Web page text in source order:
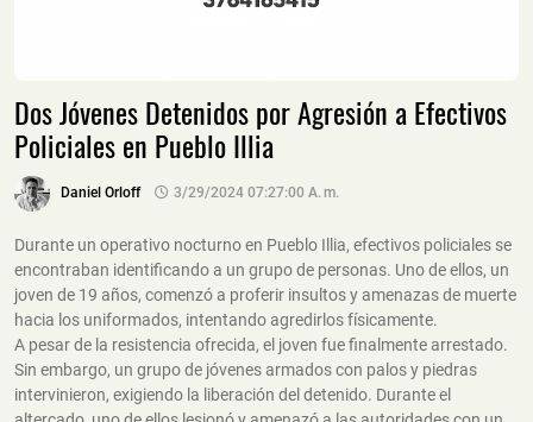
Dos Jóvenes Detenidos por Agresión a Efectivos
Policiales en Pueblo Illia
Daniel Orloff 3/29/2024 07:27:00 A. M.
Durante un operativo nocturno en Pueblo Illia, efectivos policiales se
encontraban identificando a un grupo de personas. Uno de ellos, un
joven de 19 años, comenzó a proferir insultos y amenazas de muerte
hacia los uniformados, intentando agredirlos físicamente.
A pesar de la resistencia ofrecida, el joven fue finalmente arrestado.
Sin embargo, un grupo de jóvenes armados con palos y piedras
intervinieron, exigiendo la liberación del detenido. Durante el